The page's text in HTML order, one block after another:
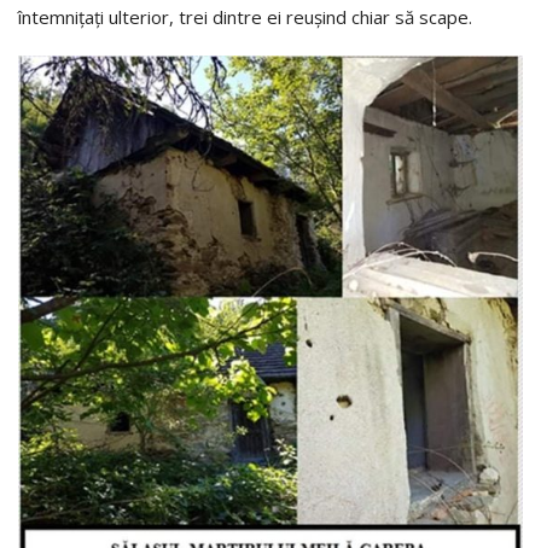
întemnițați ulterior, trei dintre ei reușind chiar să scape.